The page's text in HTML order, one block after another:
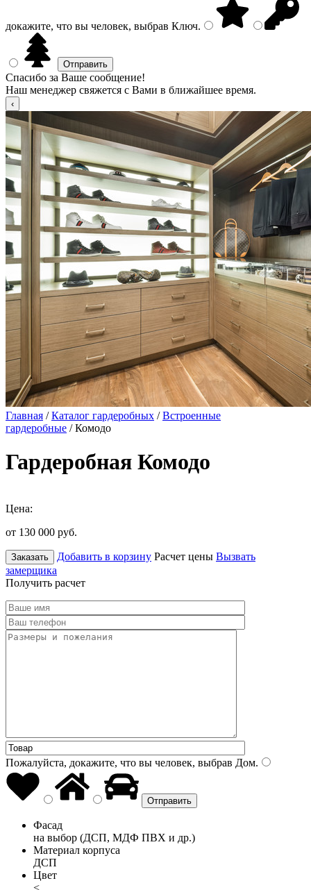
докажите, что вы человек, выбрав Ключ.
Спасибо за Ваше сообщение!
Наш менеджер свяжется с Вами в ближайшее время.
Главная /Каталог гардеробных /Встроенные
гардеробные / Комодо
Гардеробная Комодо
Цена:
от 130 000 руб.
Заказать Добавить в корзину Расчет цены Вызвать
замерщика
Получить расчет
Пожалуйста, докажите, что вы человек, выбрав Дом.
Фасад
на выбор (ДСП, МДФ ПВХ и др.)
Материал корпуса
ДСП
Цвет
<